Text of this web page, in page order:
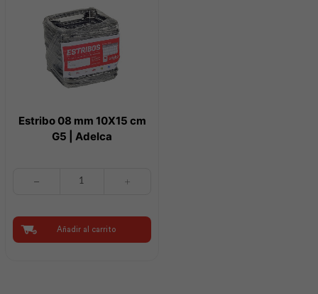
Estribo 08 mm 10X15 cm
G5 | Adelca
10X15
cm
G5
Añadir al carrito